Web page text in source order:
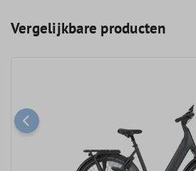
Vergelijkbare producten